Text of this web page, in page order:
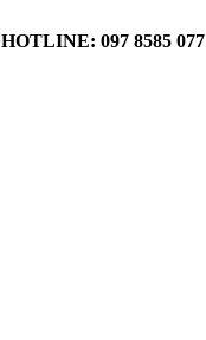
HOTLINE: 097 8585 077